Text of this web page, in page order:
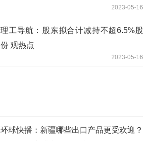
2023-05-16
理工导航：股东拟合计减持不超6.5%股
份 观热点
2023-05-16
环球快播：新疆哪些出口产品更受欢迎？